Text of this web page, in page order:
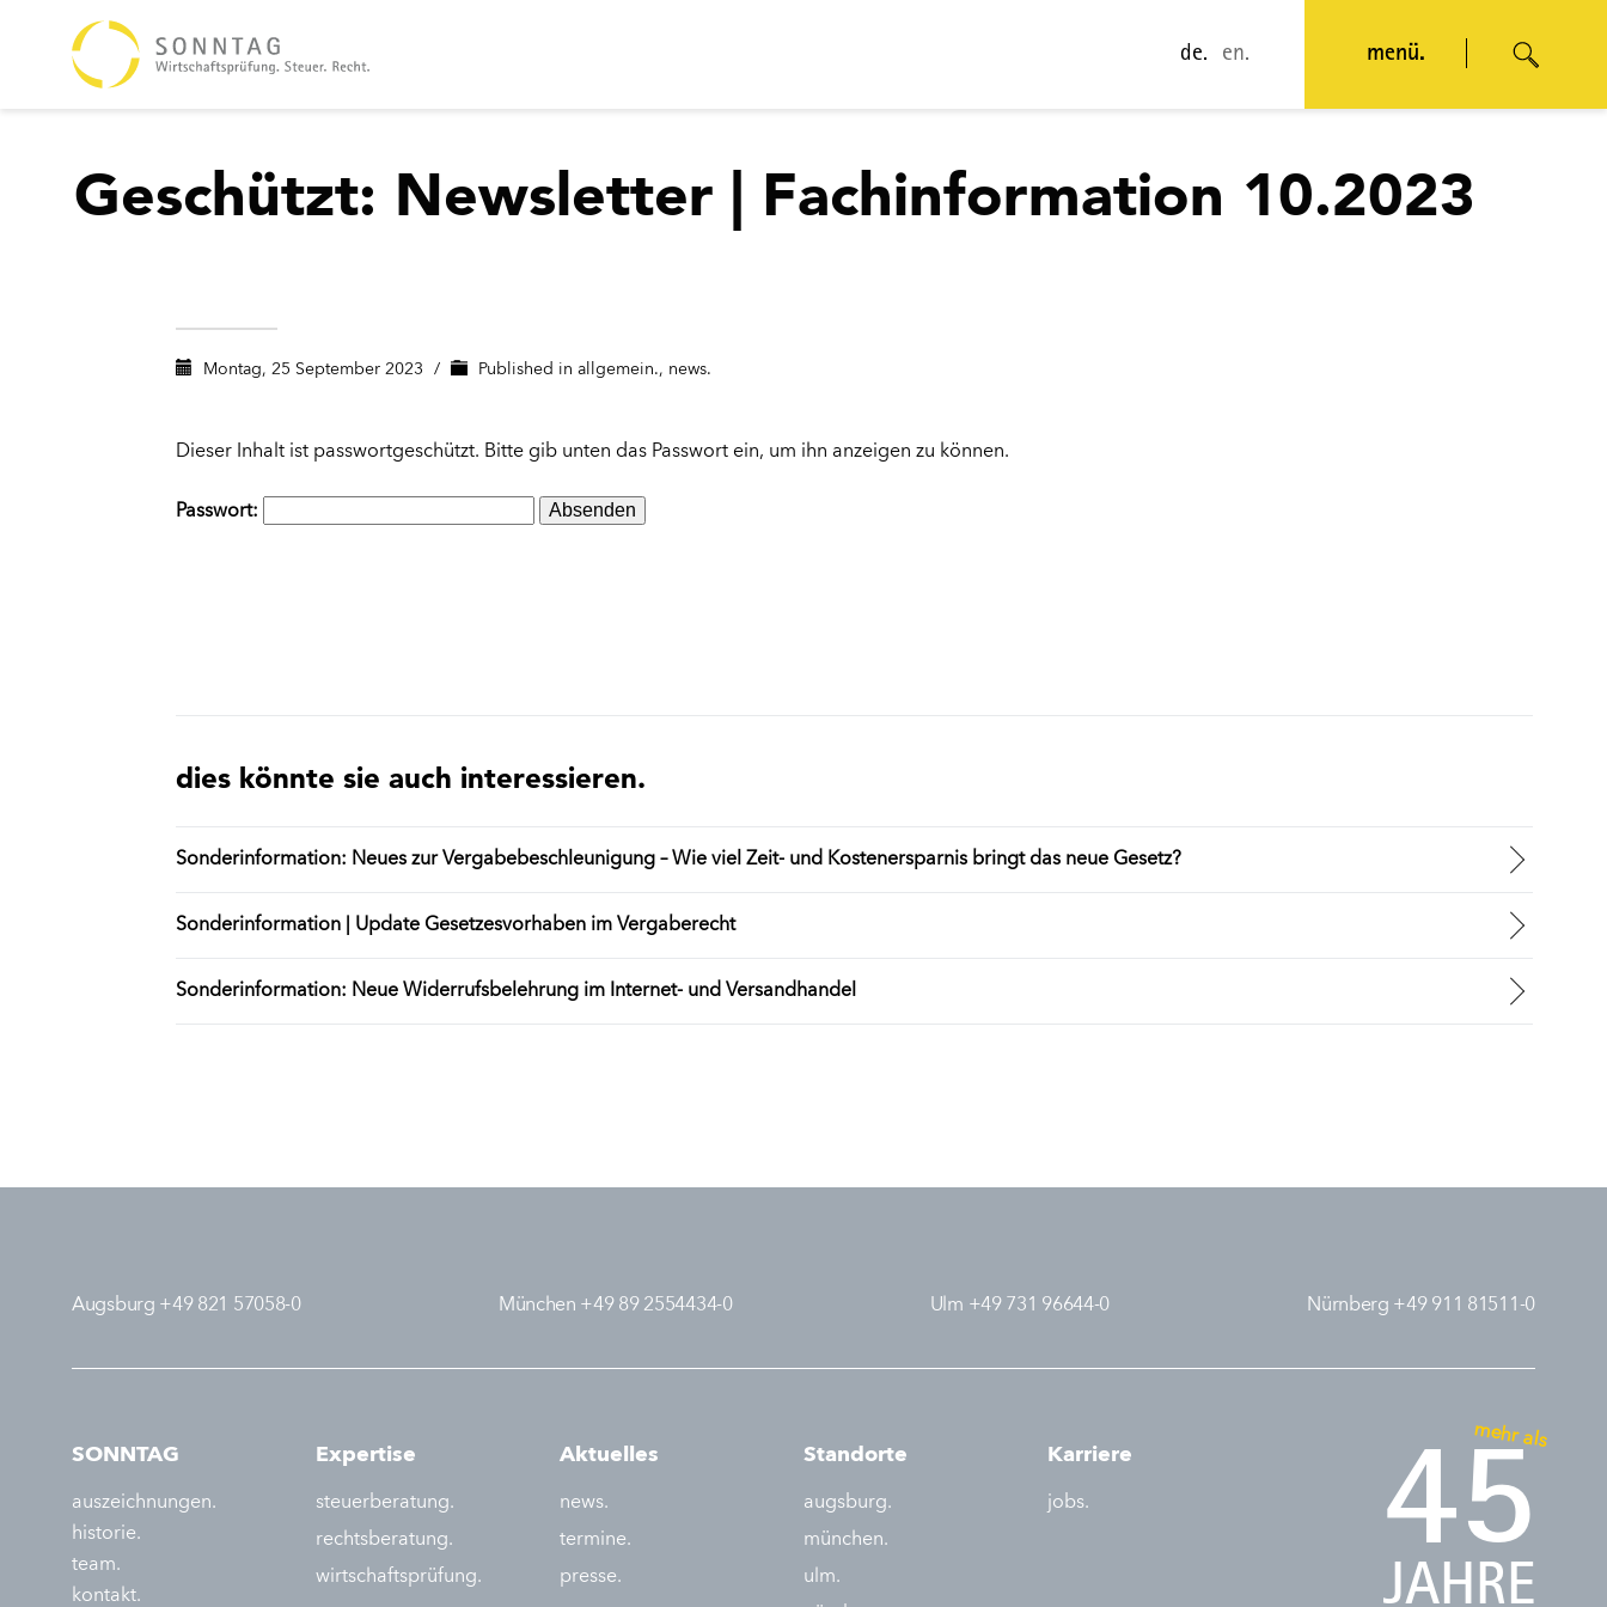
de. en. menü.
Geschützt: Newsletter | Fachinformation 10.2023
Montag, 25 September 2023 / Published in allgemein., news.
Dieser Inhalt ist passwortgeschützt. Bitte gib unten das Passwort ein, um ihn anzeigen zu können.
Passwort:
dies könnte sie auch interessieren.
Sonderinformation: Neues zur Vergabebeschleunigung – Wie viel Zeit- und Kostenersparnis bringt das neue Gesetz?
Sonderinformation | Update Gesetzesvorhaben im Vergaberecht
Sonderinformation: Neue Widerrufsbelehrung im Internet- und Versandhandel
Augsburg +49 821 57058-0 München +49 89 2554434-0 Ulm +49 731 96644-0 Nürnberg +49 911 81511-0
SONNTAG
auszeichnungen.
historie.
team.
kontakt.
Expertise
steuerberatung.
rechtsberatung.
wirtschaftsprüfung.
Aktuelles
news.
termine.
presse.
Standorte
augsburg.
münchen.
ulm.
Karriere
jobs.
mehr als
45
JAHRE